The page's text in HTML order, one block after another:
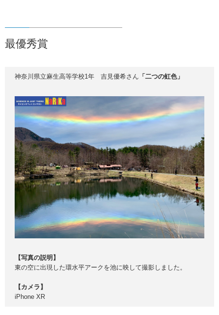
最優秀賞
神奈川県立麻生高等学校1年 吉見優希さん 「二つの虹色」
【写真の説明】
東の空に出現した環水平アークを池に映して撮影しました。
【カメラ】
iPhone XR